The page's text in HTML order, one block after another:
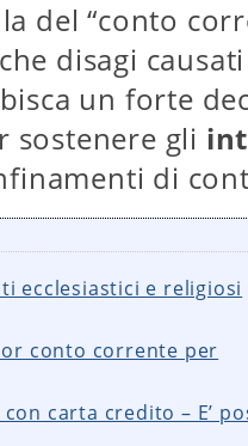
del “conto
disagi
un forte
sostenere gli
di
ecclesiastici e religiosi
conto corrente per
carta credito – E’